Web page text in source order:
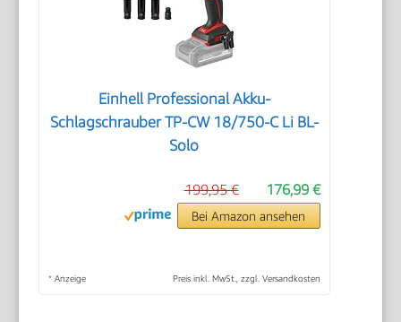
Einhell Professional Akku-
Schlagschrauber TP-CW 18/750-C Li BL-
Solo
176,99 €
199,95 €
Bei Amazon ansehen
* Anzeige Preis inkl. MwSt., zzgl. Versandkosten